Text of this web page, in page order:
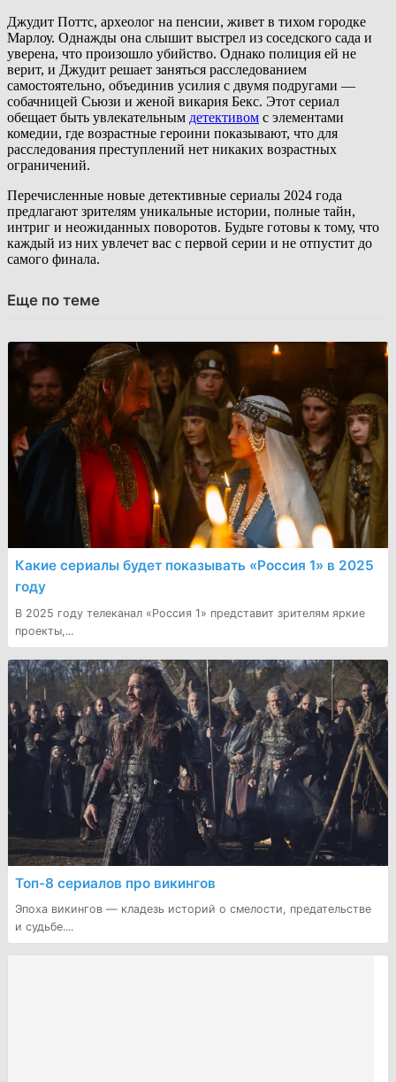
Джудит Поттс, археолог на пенсии, живет в тихом городке
Марлоу. Однажды она слышит выстрел из соседского сада и
уверена, что произошло убийство. Однако полиция ей не
верит, и Джудит решает заняться расследованием
самостоятельно, объединив усилия с двумя подругами —
собачницей Сьюзи и женой викария Бекс. Этот сериал
обещает быть увлекательным детективом с элементами
комедии, где возрастные героини показывают, что для
расследования преступлений нет никаких возрастных
ограничений.
Перечисленные новые детективные сериалы 2024 года
предлагают зрителям уникальные истории, полные тайн,
интриг и неожиданных поворотов. Будьте готовы к тому, что
каждый из них увлечет вас с первой серии и не отпустит до
самого финала.
Еще по теме
Какие сериалы будет показывать «Россия 1» в 2025
году
В 2025 году телеканал «Россия 1» представит зрителям яркие
проекты,...
Топ-8 сериалов про викингов
Эпоха викингов — кладезь историй о смелости, предательстве
и судьбе....